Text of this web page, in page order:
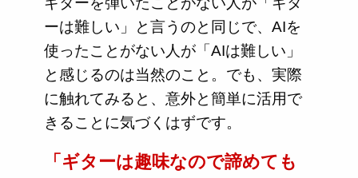
ーは難しい」と言うのと同じで、AIを
使ったことがない人が「AIは難しい」
と感じるのは当然のこと。でも、実際
に触れてみると、意外と簡単に活用で
きることに気づくはずです。
「ギターは趣味なので諦めても